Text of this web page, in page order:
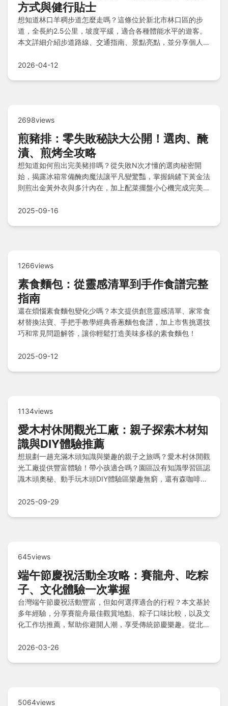
方式與健行貼士
想知道林口羊稠步道怎麼走嗎？這條位於新北市林口區的步
道，全長約2.5公里，坡度平緩，適合各種體能水平的遊客。
本文詳細介紹步道路線、交通指南、景點亮點，並分享個人經
還是獨自探索，都能找到實用資訊。
2026-04-12
2698views
煎豬排：零失敗秘訣大公開！選肉、醃
漬、煎烤全攻略
想知道如何煎出完美豬排嗎？從失敗N次才懂的選肉秘密開
始，揭露冰箱常備醃肉魔法讓平凡變驚豔，掌握鍋鏟下黃金法
則煎出金黃外衣與多汁內在，加上配菜擺盤小心機完成完美拼
2025-09-16
1266views
素食麵包：從靈感清單到手作食譜完整
指南
還在煩惱素食麵包變化少嗎？本文提供創意靈感清單、家常食
材替換法寶、手把手教學經典香蔥麵包食譜，加上市售挑選技
巧和常見問題解答，讓你輕鬆打造美味多樣的素食麵包！
2025-09-12
1134views
愛木村休閒觀光工廠：親子探索木材知
識與DIY體驗推薦
想規劃一趟充滿木頭知識與樂趣的親子之旅嗎？愛木村休閒觀
光工廠提供豐富體驗！帶小孩適合嗎？園區設有知識學習區認
識木頭奧秘、動手玩木頭DIY體驗區樂趣無窮，還有森咖啡休
停車資訊、必玩重點及附近檜意森活村等景點推薦？完整攻略
2025-09-29
645views
端午節慶祝活動全攻略：賽龍舟、吃粽
子、文化體驗一次掌握
台灣端午節慶祝活動豐富，但如何選擇適合的行程？本文基於
多年經驗，分享賽龍舟最佳觀賞地點、粽子口味比較，以及文
化工作坊推薦，幫助你避開人潮，享受傳統節慶樂趣。從北到
2026-03-26
5064views